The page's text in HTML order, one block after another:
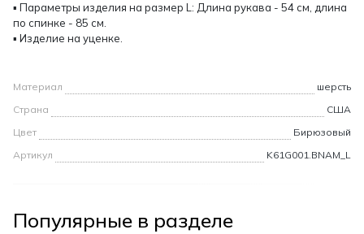
▪ Параметры изделия на размер L: Длина рукава - 54 см, длина
по спинке - 85 см.
▪ Изделие на уценке.
Материал
шерсть
Страна
США
Цвет
Бирюзовый
Артикул
K61G001.BNAM_L
Популярные в разделе